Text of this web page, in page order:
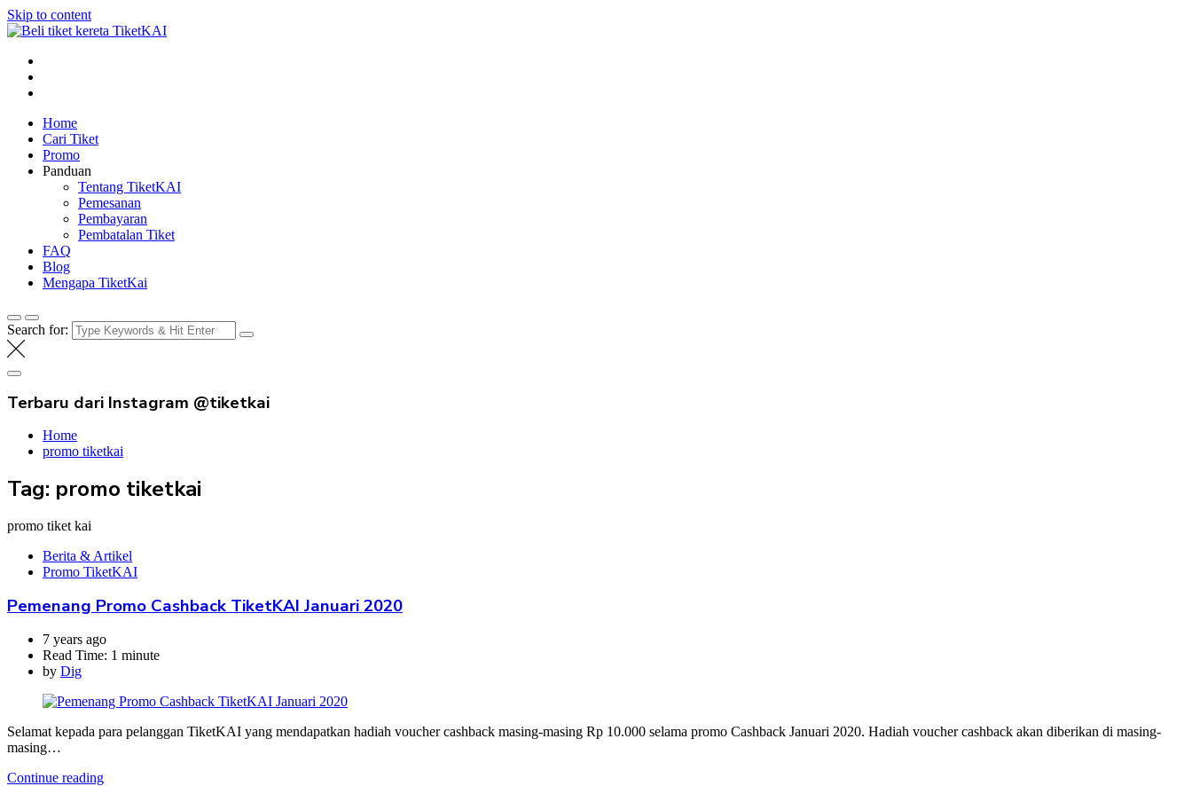
Skip to content
Beli tiket kereta api online
Home
Cari Tiket
Promo
Panduan
Tentang TiketKAI
Pemesanan
Pembayaran
Pembatalan Tiket
FAQ
Blog
Mengapa TiketKai
Search for:
Terbaru dari Instagram @tiketkai
Home
promo tiketkai
Tag: promo tiketkai
promo tiket kai
Berita & Artikel
Promo TiketKAI
Pemenang Promo Cashback TiketKAI Januari 2020
7 years ago
Read Time: 1 minute
by Dig
Selamat kepada para pelanggan TiketKAI yang mendapatkan hadiah voucher cashback masing-masing Rp 10.000 selama promo Cashback Januari 2020. Hadiah voucher cashback akan diberikan di masing-
masing…
Continue reading